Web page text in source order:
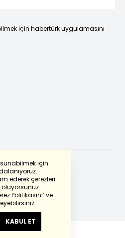
için
ederek çerezleri
Politikasını’ve
KABUL ET
için habertürk uygulamasını
Translate
kullanılmıştır.
haberturk.com